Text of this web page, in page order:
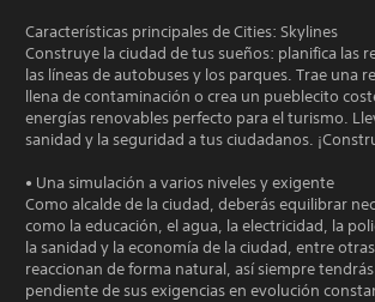
Características principales de Cities: Skylines
Construye la ciudad de tus sueños: planifica las
las líneas de autobuses y los parques. Trae una
llena de contaminación o crea un pueblecito
energías renovables perfecto para el turismo.
sanidad y la seguridad a tus ciudadanos.
• Una simulación a varios niveles y exigente
Como alcalde de la ciudad, deberás equilibrar
como la educación, el agua, la electricidad, la
la sanidad y la economía de la ciudad, entre
reaccionan de forma natural, así siempre
pendiente de sus exigencias en evolución